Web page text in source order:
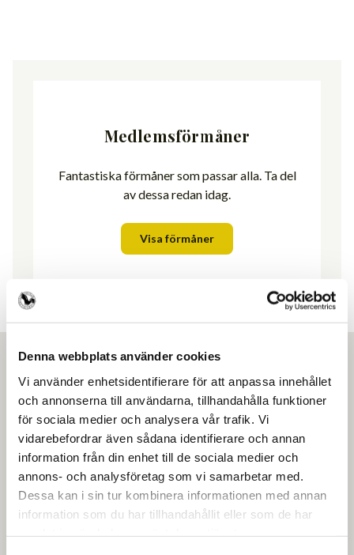
Denna webbplats använder cookies
Vi använder enhetsidentifierare för att anpassa innehållet
och annonserna till användarna, tillhandahålla funktioner
för sociala medier och analysera vår trafik. Vi
vidarebefordrar även sådana identifierare och annan
information från din enhet till de sociala medier och
annons- och analysföretag som vi samarbetar med.
Dessa kan i sin tur kombinera informationen med annan
information som du har tillhandahållit eller som de har
Medlemsförmåner
Fantastiska förmåner som passar alla. Ta del
av dessa redan idag.
Visa förmåner
Ansök om medlemskap
Gör som över 4500 andra frisörföretagare
och få en enklare vardag.
Ansök om medlemskap